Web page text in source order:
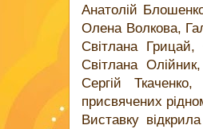
Анатолій
Олена Волкова,
Світлана Грицай,
Світлана
Сергій
присвячених
Виставку